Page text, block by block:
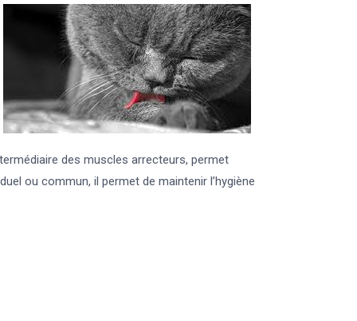
des muscles arrecteurs, permet
ou commun, il permet de maintenir l’hygiène